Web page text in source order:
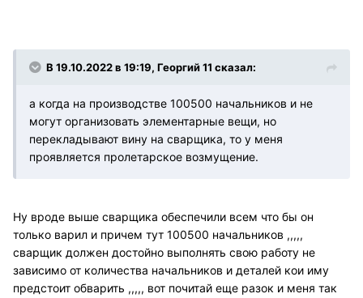
В 19.10.2022 в 19:19, Георгий 11 сказал:
а когда на производстве 100500 начальников и не
могут организовать элементарные вещи, но
перекладывают вину на сварщика, то у меня
проявляется пролетарское возмущение.
Ну вроде выше сварщика обеспечили всем что бы он
только варил и причем тут 100500 начальников ,,,,,
сварщик должен достойно выполнять свою работу не
зависимо от количества начальников и деталей кои иму
предстоит обварить ,,,,, вот почитай еще разок и меня так